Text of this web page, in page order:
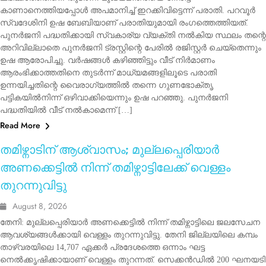
കാണാനെത്തിയപ്പോൾ അപമാനിച്ച് ഇറക്കിവിട്ടെന്ന് പരാതി. പറവൂർ
സ്വദേശിനി ഉഷ ബേബിയാണ് പരാതിയുമായി രംഗത്തെത്തിയത്.
പുനർജനി പദ്ധതിക്കായി സ്വകാര്യ വ്യക്തി നൽകിയ സ്ഥലം തന്റെ
അറിവില്ലാതെ പുനർജനി ട്രസ്റ്റിന്റെ പേരിൽ രജിസ്റ്റർ ചെയ്തെന്നും
ഉഷ ആരോപിച്ചു. വർഷങ്ങൾ കഴിഞ്ഞിട്ടും വീട് നിർമാണം
ആരംഭിക്കാത്തതിനെ തുടർന്ന് മാധ്യമങ്ങളിലൂടെ പരാതി
ഉന്നയിച്ചതിന്റെ വൈരാഗ്യത്തിൽ തന്നെ ഗുണഭോക്തൃ
പട്ടികയിൽനിന്ന് ഒഴിവാക്കിയെന്നും ഉഷ പറഞ്ഞു. പുനർജനി
പദ്ധതിയിൽ വീട് നൽകാമെന്ന് […]
Read More
INDIA LATEST NEWS
തമിഴ്നാടിന് ആശ്വാസം; മുല്ലപ്പെരിയാർ
അണക്കെട്ടിൽ നിന്ന് തമിഴ്നാട്ടിലേക്ക് വെള്ളം
തുറന്നുവിട്ടു
August 8, 2026
തേനി: മുല്ലപ്പെരിയാർ അണക്കെട്ടിൽ നിന്ന് തമിഴ്നാട്ടിലെ ജലസേചന
ആവശ്യങ്ങൾക്കായി വെള്ളം തുറന്നുവിട്ടു. തേനി ജില്ലയിലെ കമ്പം
താഴ്‌വരയിലെ 14,707 ഏക്കർ പ്രദേശത്തെ ഒന്നാം ഘട്ട
നെൽക്കൃഷിക്കായാണ് വെള്ളം തുറന്നത്. സെക്കൻഡിൽ 200 ഘനയടി